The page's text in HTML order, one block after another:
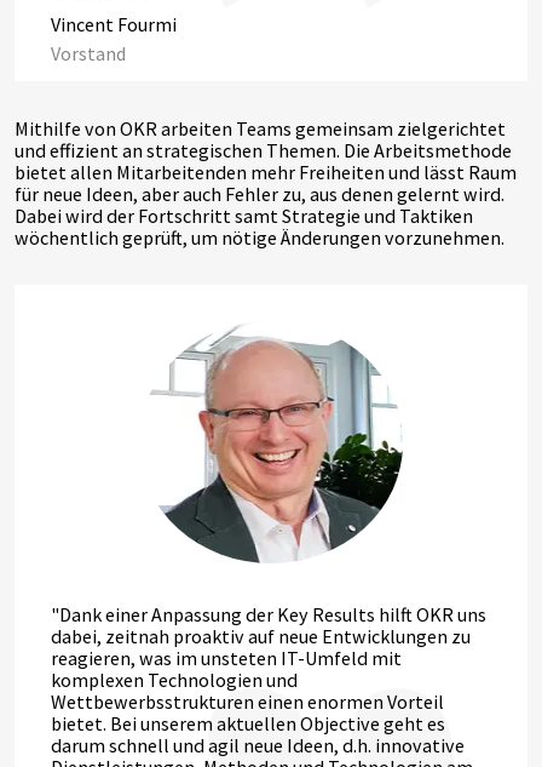
Vincent Fourmi
Vorstand
Mithilfe von OKR arbeiten Teams gemeinsam zielgerichtet
und effizient an strategischen Themen. Die Arbeitsmethode
bietet allen Mitarbeitenden mehr Freiheiten und lässt Raum
für neue Ideen, aber auch Fehler zu, aus denen gelernt wird.
Dabei wird der Fortschritt samt Strategie und Taktiken
wöchentlich geprüft, um nötige Änderungen vorzunehmen.
"Dank einer Anpassung der Key Results hilft OKR uns
dabei, zeitnah proaktiv auf neue Entwicklungen zu
reagieren, was im unsteten IT-Umfeld mit
komplexen Technologien und
Wettbewerbsstrukturen einen enormen Vorteil
bietet. Bei unserem aktuellen Objective geht es
darum schnell und agil neue Ideen, d.h. innovative